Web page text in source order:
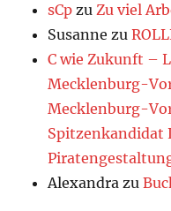
sCp zuZu viel
Susanne zu
C wie Zukunft –
Mecklenburg-
Mecklenburg-
Spitzenkandidat
Alexandra zu